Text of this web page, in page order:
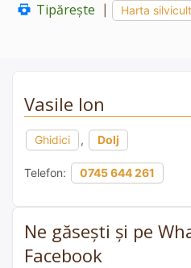
Tipărește Harta
Vasile Ion
Ghidici , Dolj
Telefon: 0745 644 261
Ne găsești și pe
Facebook